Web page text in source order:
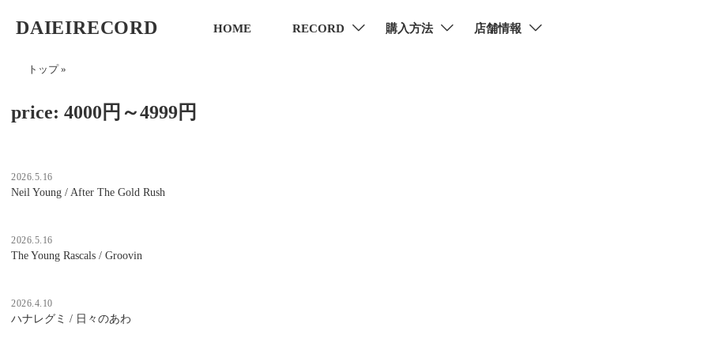
DAIEIRECORD HOME RECORD 購入方法 店舗情報
トップ »
price: 4000円～4999円
2026.5.16
Neil Young / After The Gold Rush
2026.5.16
The Young Rascals / Groovin
2026.4.10
ハナレグミ / 日々のあわ